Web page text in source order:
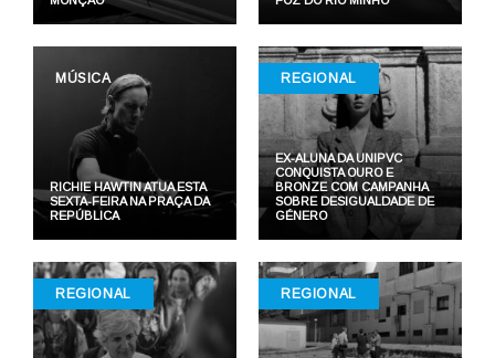
MÚSICA
RICHIE HAWTIN ATUA ESTA
SEXTA-FEIRA NA PRAÇA DA
REPÚBLICA
REGIONAL
EX-ALUNA DA UNIPVC
CONQUISTA OURO E
BRONZE COM CAMPANHA
SOBRE DESIGUALDADE DE
GÉNERO
REGIONAL REGIONAL